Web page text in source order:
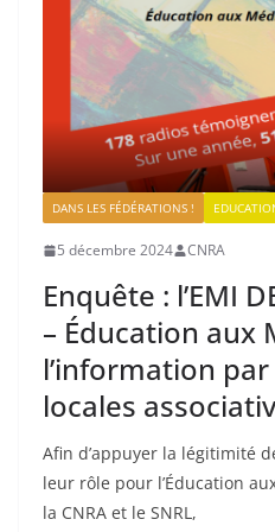
DANS LES FÉDÉRATIONS !
5 décembre 2024 CNRA
Enquête : l’EMI
– Éducation aux
l’information
locales
Afin d’appuyer la légitimité
leur rôle pour l’Éducation
la CNRA et le SNRL,